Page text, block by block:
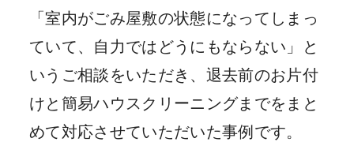
「室内がごみ屋敷の状態になってしまっ
ていて、自力ではどうにもならない」と
いうご相談をいただき、退去前のお片付
けと簡易ハウスクリーニングまでをまと
めて対応させていただいた事例です。